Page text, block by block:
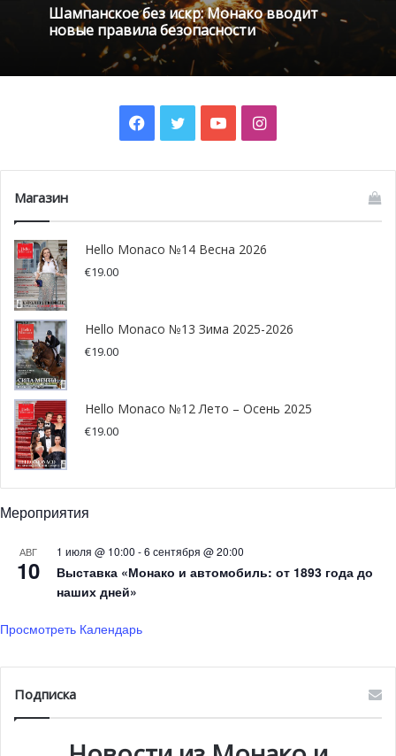
В этом году журнал HelloMonaco стал официальным
медиа-партнером события.
Шампанское без искр: Монако вводит
новые правила безопасности
Facebook
TwitterYouTubeInstagram
Магазин
Hello Monaco №14 Весна 2026
€19.00
Hello Monaco №13 Зима 2025-2026
€19.00
Hello Monaco №12 Лето – Осень 2025
€19.00
Мероприятия
АВГ
10
1 июля @ 10:00 -6 сентября @ 20:00
Выставка «Монако и автомобиль: от 1893 года до
наших дней»
Просмотреть Календарь
Подписка